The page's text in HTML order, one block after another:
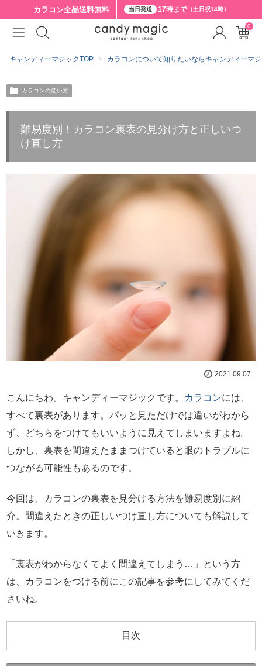
カラコン全品送料無料 当日発送 17時まで（土日祝14時）
キャンディーマジックTOP カラコンについて知りたいならキャンディーマ
カラコンの使い方
難易度別！カラコン裏表の見分け方と正しいつ
け直し方
2021.09.07
こんにちわ。キャンディーマジックです。 カラコンには、
すべて裏表があります。パッと見ただけでは違いがわから
ず、どちらをつけてもいいように見えてしまいますよね。
しかし、裏表を間違えたままつけていると眼のトラブルに
つながる可能性もあるのです。
今回は、カラコンの裏表を見分ける方法を難易度別に紹
介。間違えたときの正しいつけ直し方についても解説して
いきます。
「裏表がわからなくてよく間違えてしまう…」という方
は、カラコンをつける前にこの記事を参考にしてみてくだ
さいね。
目次
0